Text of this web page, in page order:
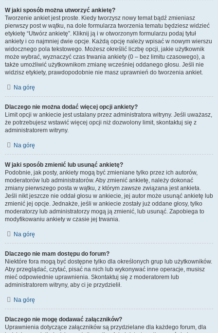
W jaki sposób można utworzyć ankietę?
Tworzenie ankiet jest proste. Kiedy tworzysz nowy temat bądź zmieniasz
pierwszy post w wątku, na dole formularza tworzenia tematu będziesz widzieć
etykietę “Utwórz ankietę”. Kliknij ją i w otworzonym formularzu podaj tytuł
ankiety i co najmniej dwie opcje. Każdą opcję należy wpisać w nowym wierszu
widocznego pola tekstowego. Możesz określić liczbę opcji, jakie użytkownik
może wybrać, wyznaczyć czas trwania ankiety (0 – bez limitu czasowego), a
także umożliwić użytkownikom zmianę wcześniej oddanego głosu. Jeśli nie
widzisz etykiety, prawdopodobnie nie masz uprawnień do tworzenia ankiet.
Na górę
Dlaczego nie można dodać więcej opcji ankiety?
Limit opcji w ankiecie jest ustalany przez administratora witryny. Jeśli uważasz,
że potrzebujesz wstawić więcej opcji niż dozwolony limit, skontaktuj się z
administratorem witryny.
Na górę
W jaki sposób zmienić lub usunąć ankietę?
Podobnie, jak posty, ankiety mogą być zmieniane tylko przez ich autorów,
moderatorów lub administratorów. Aby zmienić ankietę, należy dokonać
zmiany pierwszego posta w wątku, z którym zawsze związana jest ankieta.
Jeśli nikt jeszcze nie oddał głosu w ankiecie, jej autor może usunąć ankietę lub
zmienić jej opcje. Jednakże, jeśli w ankiecie zostały już oddane głosy, tylko
moderatorzy lub administratorzy mogą ją zmienić, lub usunąć. Zapobiega to
modyfikowaniu ankiety w czasie jej trwania.
Na górę
Dlaczego nie mam dostępu do forum?
Niektóre fora mogą być dostępne tylko dla określonych grup lub użytkowników.
Aby przeglądać, czytać, pisać na nich lub wykonywać inne operacje, musisz
mieć odpowiednie uprawnienia. Skontaktuj się z moderatorem lub
administratorem witryny, aby ci je przydzielił.
Na górę
Dlaczego nie mogę dodawać załączników?
Uprawnienia dotyczące załączników są przydzielane dla każdego forum, dla